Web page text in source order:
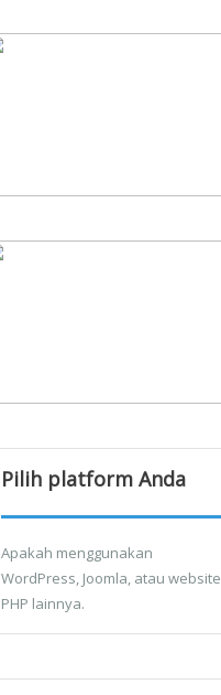
Pilih platform Anda
Apakah menggunakan
WordPress, Joomla, atau website
PHP lainnya.